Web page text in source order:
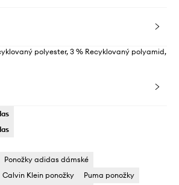
polyester, 3 % Recyklovaný polyamid,
Ponožky adidas dámské
Calvin Klein ponožky
Puma ponožky